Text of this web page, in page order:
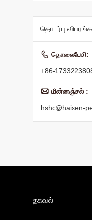
தொடர்பு
 தொலைபேசி:
+86-
 மின்னஞ்சல் :
hshc@haisen-
தகவல்